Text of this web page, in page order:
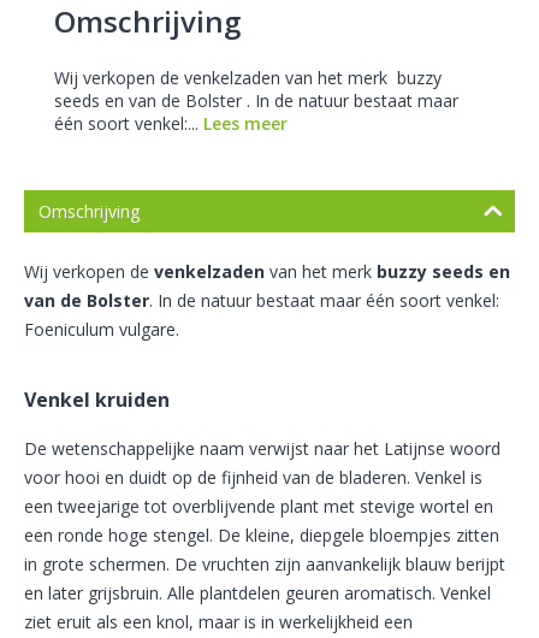
Omschrijving
Wij verkopen de venkelzaden van het merk buzzy
seeds en van de Bolster . In de natuur bestaat maar
één soort venkel:... Lees meer
Omschrijving
Wij verkopen de venkelzaden van het merk buzzy seeds en
van de Bolster. In de natuur bestaat maar één soort venkel:
Foeniculum vulgare.
Venkel kruiden
De wetenschappelijke naam verwijst naar het Latijnse woord
voor hooi en duidt op de fijnheid van de bladeren. Venkel is
een tweejarige tot overblijvende plant met stevige wortel en
een ronde hoge stengel. De kleine, diepgele bloempjes zitten
in grote schermen. De vruchten zijn aanvankelijk blauw berijpt
en later grijsbruin. Alle plantdelen geuren aromatisch. Venkel
ziet eruit als een knol, maar is in werkelijkheid een